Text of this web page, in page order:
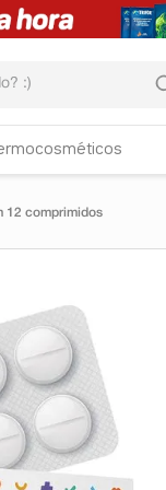
12 comprimidos